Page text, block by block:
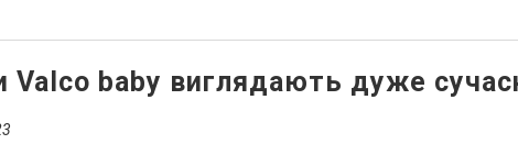
Valco baby виглядають дуже